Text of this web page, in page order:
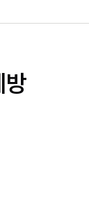
방